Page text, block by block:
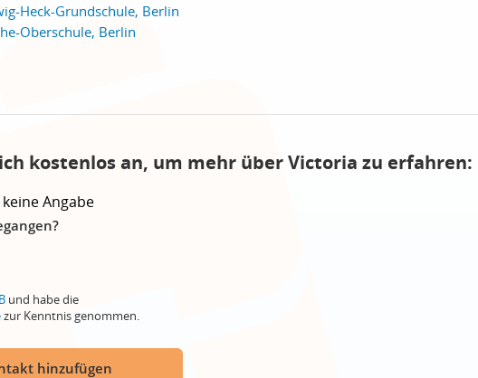
Heck-Grundschule, Berlin
Oberschule, Berlin
kostenlos an, um mehr über Victoria zu erfahren:
keine Angabe
und habe die
zur Kenntnis genommen.
hinzufügen